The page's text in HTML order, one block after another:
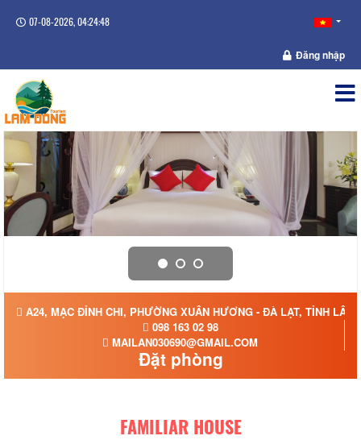
07-08-2026, 04:24:49
Đăng nhập
A24, MẠC ĐỈNH CHI, PHƯỜNG XUÂN HƯƠNG - ĐÀ LẠT, TỈNH LÂM
098 163 02 98
MAILAN030690@GMAIL.COM
Đặt phòng
FAMILIAR HOUSE